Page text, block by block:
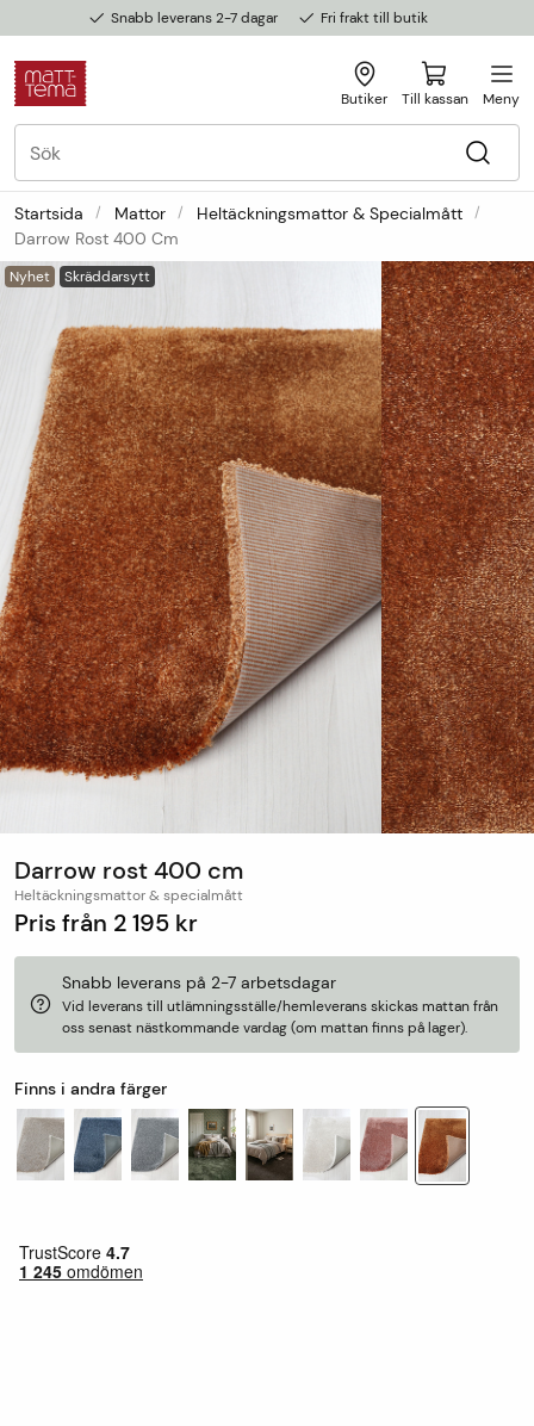
Snabb leverans 2-7 dagar Fri frakt till butik
Butiker Till kassan Meny
Startsida Mattor
Heltäckningsmattor & Specialmått
Darrow Rost 400 Cm
Nyhet Skräddarsytt
Darrow rost 400 cm
Heltäckningsmattor & specialmått
Pris från 2 195 kr
Snabb leverans på 2-7 arbetsdagar
Vid leverans till utlämningsställe/hemleverans skickas mattan från
oss senast nästkommande vardag (om mattan finns på lager).
Finns i andra färger